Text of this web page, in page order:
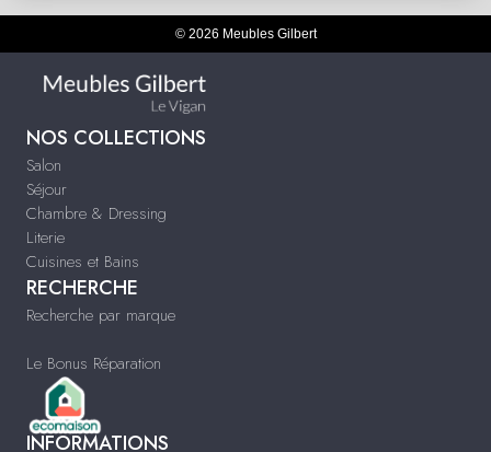
© 2026 Meubles Gilbert
NOS COLLECTIONS
Salon
Séjour
Chambre & Dressing
Literie
Cuisines et Bains
RECHERCHE
Recherche par marque
Le Bonus Réparation
INFORMATIONS